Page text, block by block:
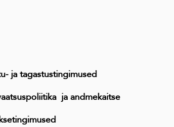
ja tagastustingimused
ja andmekaitse